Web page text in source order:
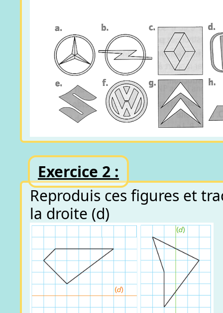
Exercice 2 :
Reproduis ces figures et
la droite (d)